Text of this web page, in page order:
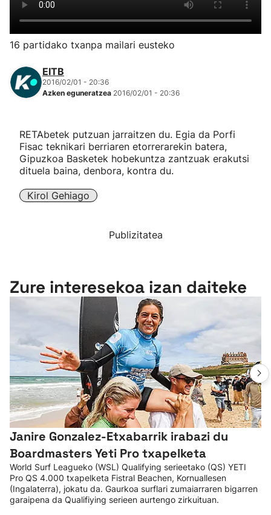
Herri-kirolak
Eskubaloia
Kirolak 360
Mendi-lasterketak
16 partidako txanpa mailari eusteko
EITB
2016/02/01 - 20:36
Azken eguneratzea 2016/02/01 - 20:36
RETAbetek putzuan jarraitzen du. Egia da Porfi
Fisac teknikari berriaren etorrerarekin batera,
Gipuzkoa Basketek hobekuntza zantzuak erakutsi
dituela baina, denbora, kontra du.
Kirol Gehiago
Publizitatea
Zure interesekoa izan daiteke
Janire Gonzalez-Etxabarrik irabazi du
Boardmasters Yeti Pro txapelketa
World Surf Leagueko (WSL) Qualifying serieetako (QS) YETI
Pro QS 4.000 txapelketa Fistral Beachen, Kornuallesen
(Ingalaterra), jokatu da. Gaurkoa surflari zumaiarraren bigarren
garaipena da Qualifiying serieen aurtengo zirkuituan.